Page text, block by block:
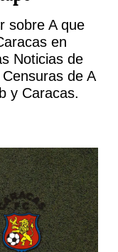
sobre A que
en
Noticias de
de A
y Caracas.